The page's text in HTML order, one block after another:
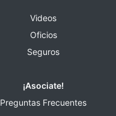
Videos
Oficios
Seguros
¡Asociate!
Preguntas Frecuentes